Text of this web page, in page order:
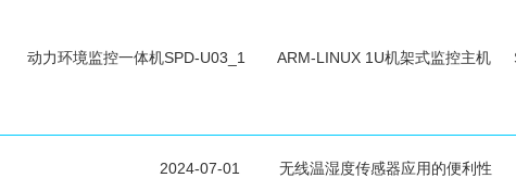
动力环境监控一体机SPD-U03_1 ARM-LINUX 1U机架式监控主机
2024-07-01 无线温湿度传感器应用的便利性